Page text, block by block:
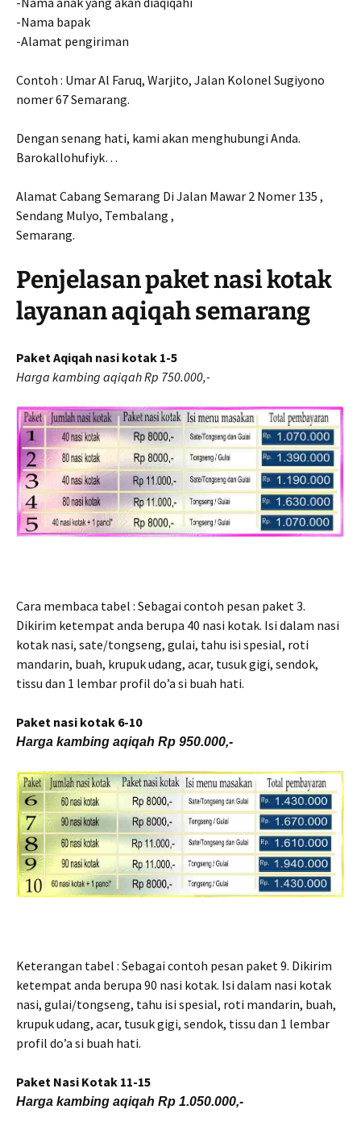
-Nama bapak
-Alamat pengiriman
Contoh : Umar Al Faruq, Warjito, Jalan Kolonel Sugiyono
nomer 67 Semarang.
Dengan senang hati, kami akan menghubungi Anda.
Barokallohufiyk…
Alamat Cabang Semarang Di Jalan Mawar 2 Nomer 135 ,
Sendang Mulyo, Tembalang ,
Semarang.
Penjelasan paket nasi kotak
layanan aqiqah semarang
Paket Aqiqah nasi kotak 1-5
Harga kambing aqiqah Rp 750.000,-
Cara membaca tabel : Sebagai contoh pesan paket 3.
Dikirim ketempat anda berupa 40 nasi kotak. Isi dalam nasi
kotak nasi, sate/tongseng, gulai, tahu isi spesial, roti
mandarin, buah, krupuk udang, acar, tusuk gigi, sendok,
tissu dan 1 lembar profil do’a si buah hati.
Paket nasi kotak 6-10
Harga kambing aqiqah Rp 950.000,-
Keterangan tabel : Sebagai contoh pesan paket 9. Dikirim
ketempat anda berupa 90 nasi kotak. Isi dalam nasi kotak
nasi, gulai/tongseng, tahu isi spesial, roti mandarin, buah,
krupuk udang, acar, tusuk gigi, sendok, tissu dan 1 lembar
profil do’a si buah hati.
Paket Nasi Kotak 11-15
Harga kambing aqiqah Rp 1.050.000,-